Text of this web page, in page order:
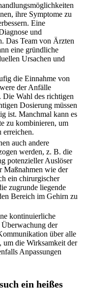
ihre Symptome zu
Eine
und
Das Team von Ärzten
eine gründliche
Ursachen und
die Einnahme von
der Anfälle
Die Wahl des richtigen
Dosierung müssen
ist. Manchmal kann es
zu kombinieren, um
erreichen.
auch andere
werden, z. B. die
potenzieller Auslöser
Maßnahmen wie der
ein chirurgischer
zugrunde liegende
Bereich im Gehirn zu
kontinuierliche
der
über alle
um die Wirksamkeit der
Anpassungen
ein heißes